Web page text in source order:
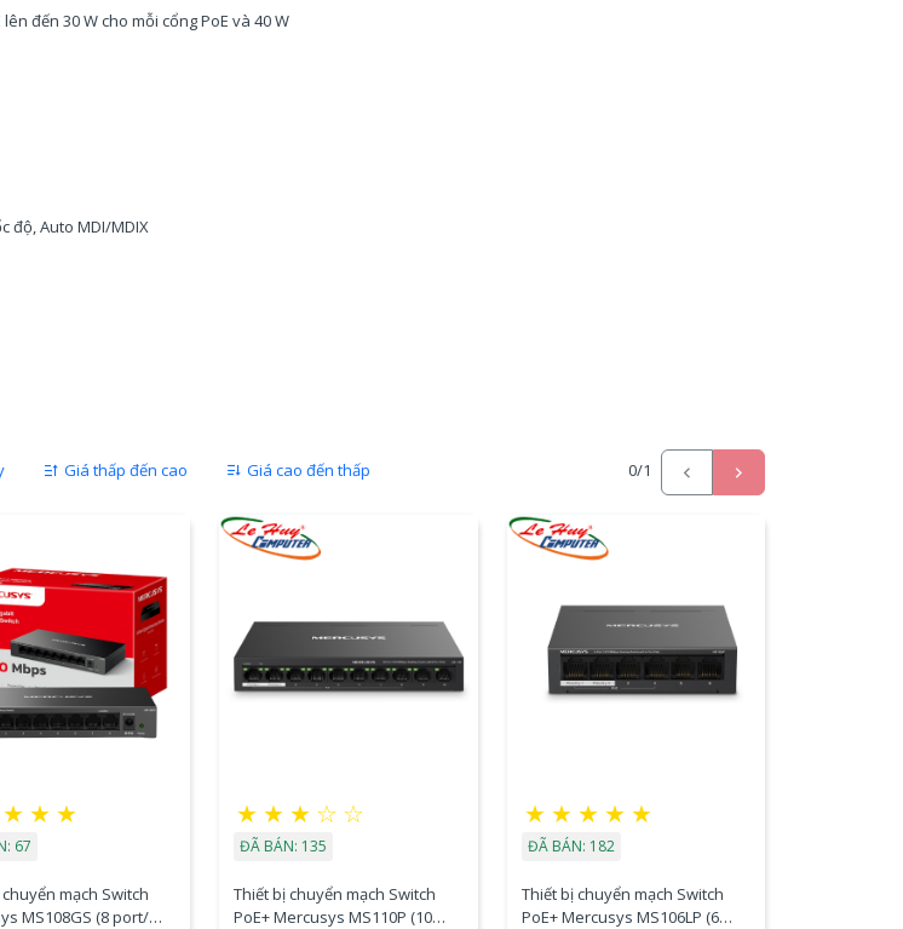
đến 30 W cho mỗi cổng PoE và 40 W
độ, Auto MDI/MDIX
Giá thấp đến cao Giá cao đến thấp 0/1
★ ★ ★
67
mạch Switch
MS108GS (8 port/
★ ★ ★ ☆ ☆
ĐÃ BÁN: 135
Thiết bị chuyển mạch Switch
PoE+ Mercusys MS110P (10
★ ★ ★ ★ ★
ĐÃ BÁN: 182
Thiết bị chuyển mạch Switch
PoE+ Mercusys MS106LP (6